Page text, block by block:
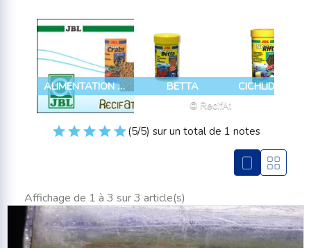
ALIMENTATION CRABES BETTA
(5/5) sur un total de 1 notes
Affichage de 1 à 3 sur 3 article(s)